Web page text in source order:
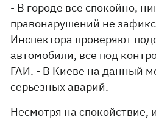
- В городе все спокойно,
правонарушений не
Инспектора проверяют
автомобили, все под
ГАИ. - В Киеве на данный
серьезных аварий.
Несмотря на спокойствие,